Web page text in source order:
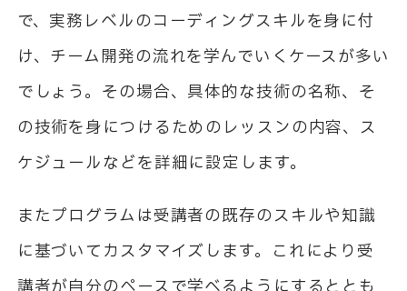
で、実務レベルのコーディングスキルを身に付
け、チーム開発の流れを学んでいくケースが多い
でしょう。その場合、具体的な技術の名称、そ
の技術を身につけるためのレッスンの内容、ス
ケジュールなどを詳細に設定します。
またプログラムは受講者の既存のスキルや知識
に基づいてカスタマイズします。これにより受